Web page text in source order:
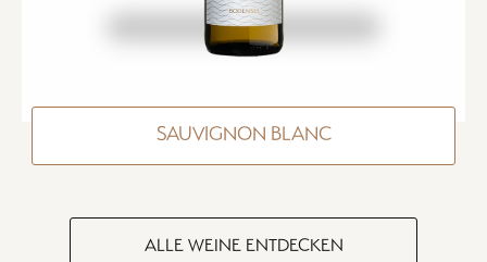
SAUVIGNON BLANC
ALLE WEINE ENTDECKEN